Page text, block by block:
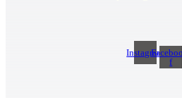
Instagram
f